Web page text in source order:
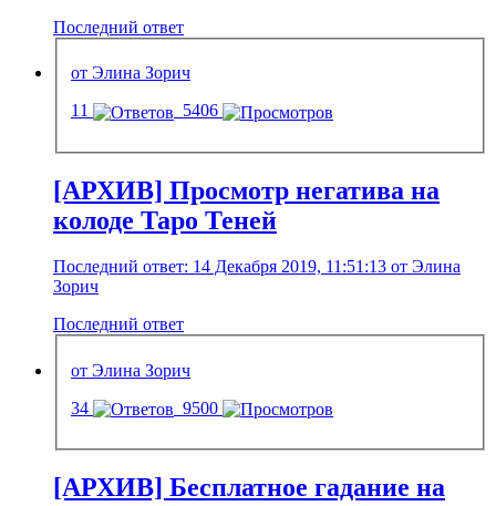
Последний ответ
от Элина Зорич
11
5406
[АРХИВ] Просмотр негатива на
колоде Таро Теней
Последний ответ: 14 Декабря 2019, 11:51:13 от Элина
Зорич
Последний ответ
от Элина Зорич
34
9500
[АРХИВ] Бесплатное гадание на